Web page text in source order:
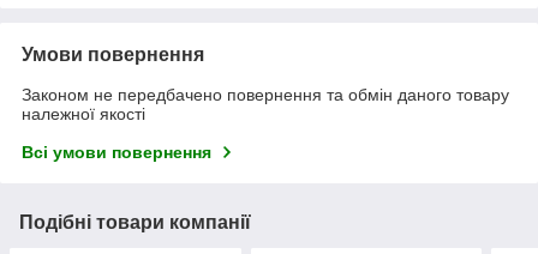
Умови повернення
Законом не передбачено повернення та обмін даного товару
належної якості
Всі умови повернення
Подібні товари компанії